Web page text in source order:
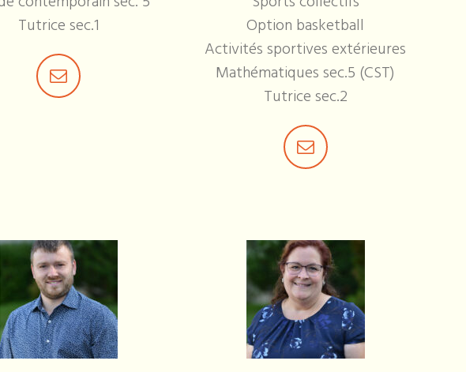
Tutrice sec.1
Option basketball
Activités sportives extérieures
Mathématiques sec.5 (CST)
Tutrice sec.2